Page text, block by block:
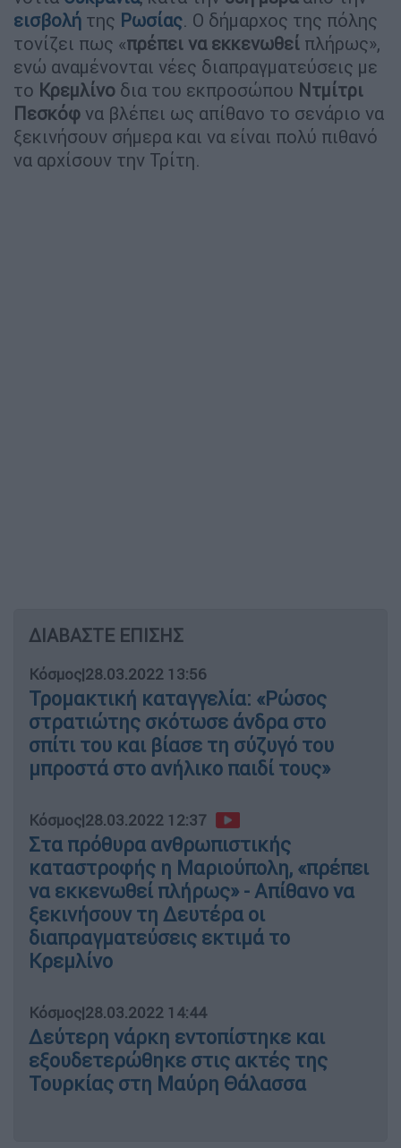
εισβολή της Ρωσίας. Ο δήμαρχος της πόλης
τονίζει πως «πρέπει να εκκενωθεί πλήρως»,
ενώ αναμένονται νέες διαπραγματεύσεις με
το Κρεμλίνο δια του εκπροσώπου Ντμίτρι
Πεσκόφ να βλέπει ως απίθανο το σενάριο να
ξεκινήσουν σήμερα και να είναι πολύ πιθανό
να αρχίσουν την Τρίτη.
ΔΙΑΒΑΣΤΕ ΕΠΙΣΗΣ
Κόσμος|28.03.2022 13:56
Τρομακτική καταγγελία: «Ρώσος
στρατιώτης σκότωσε άνδρα στο
σπίτι του και βίασε τη σύζυγό του
μπροστά στο ανήλικο παιδί τους»
Κόσμος|28.03.2022 12:37
Στα πρόθυρα ανθρωπιστικής
καταστροφής η Μαριούπολη, «πρέπει
να εκκενωθεί πλήρως» - Απίθανο να
ξεκινήσουν τη Δευτέρα οι
διαπραγματεύσεις εκτιμά το
Κρεμλίνο
Κόσμος|28.03.2022 14:44
Δεύτερη νάρκη εντοπίστηκε και
εξουδετερώθηκε στις ακτές της
Τουρκίας στη Μαύρη Θάλασσα